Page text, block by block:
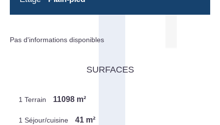
Pas d'informations disponibles
SURFACES
1 Terrain 11098 m²
1 Séjour/cuisine 41 m²